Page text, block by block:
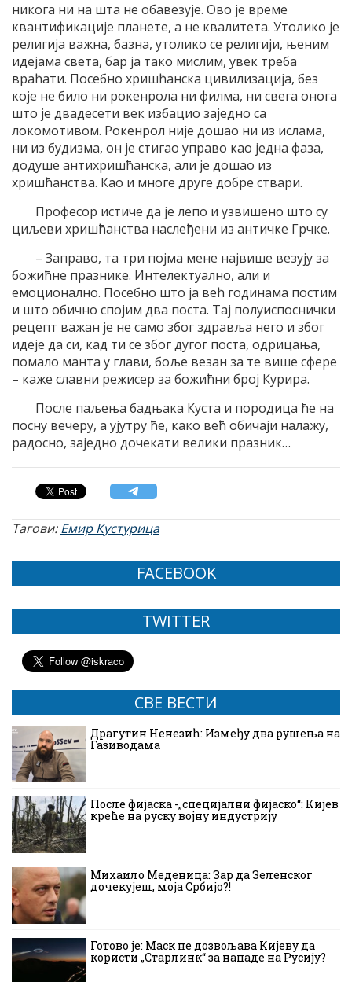
никога ни на шта не обавезује. Ово је време
квантификације планете, а не квалитета. Утолико је
религија важна, базна, утолико се религији, њеним
идејама света, бар ја тако мислим, увек треба
враћати. Посебно хришћанска цивилизација, без
које не било ни рокенрола ни филма, ни свега онога
што је двадесети век избацио заједно са
локомотивом. Рокенрол није дошао ни из ислама,
ни из будизма, он је стигао управо као једна фаза,
додуше антихришћанска, али је дошао из
хришћанства. Као и многе друге добре ствари.
Професор истиче да је лепо и узвишено што су
циљеви хришћанства наслеђени из античке Грчке.
– Заправо, та три појма мене највише везују за
божићне празнике. Интелектуално, али и
емоционално. Посебно што ја већ годинама постим
и што обично спојим два поста. Тај полуиспоснички
рецепт важан је не само због здравља него и због
идеје да си, кад ти се због дугог поста, одрицања,
помало манта у глави, боље везан за те више сфере
– каже славни режисер за божићни број Курира.
После паљења бадњака Куста и породица ће на
посну вечеру, а ујутру ће, како већ обичаји налажу,
радосно, заједно дочекати велики празник…
Тагови:Емир Кустурица
FACEBOOK
TWITTER
СВЕ ВЕСТИ
Драгутин Ненезић: Између два рушења на
Газиводама
После фијаска -„специјални фијаско“: Кијев
креће на руску војну индустрију
Михаило Меденица: Зар да Зеленског
дочекујеш, моја Србијо?!
Готово је: Маск не дозвољава Кијеву да
користи „Старлинк“ за нападе на Русију?